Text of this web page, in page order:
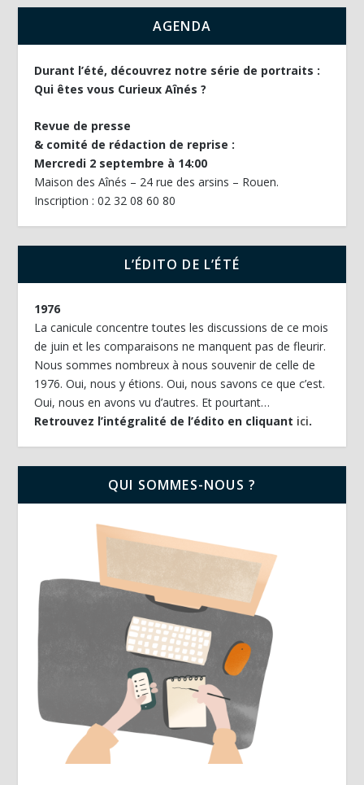
AGENDA
Durant l’été, découvrez notre série de portraits :
Qui êtes vous Curieux Aînés ?
Revue de presse
& comité de rédaction de reprise :
Mercredi 2 septembre à 14:00
Maison des Aînés – 24 rue des arsins – Rouen.
Inscription : 02 32 08 60 80
L’ÉDITO DE L’ÉTÉ
1976
La canicule concentre toutes les discussions de ce mois
de juin et les comparaisons ne manquent pas de fleurir.
Nous sommes nombreux à nous souvenir de celle de
1976. Oui, nous y étions. Oui, nous savons ce que c’est.
Oui, nous en avons vu d’autres. Et pourtant…
Retrouvez l’intégralité de l’édito en cliquant ici.
QUI SOMMES-NOUS ?